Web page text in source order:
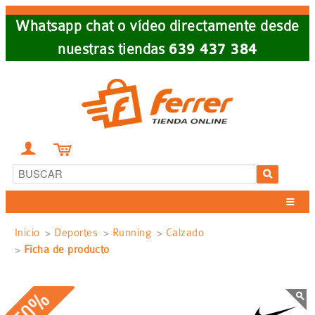
Skip
Whatsapp chat o vídeo directamente desde
nuestras tiendas 639 437 384
 
Sobrescribir
de
Inicio Deportes Running
Calzado
Ficha de producto